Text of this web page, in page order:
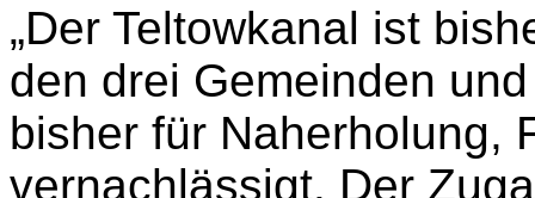
„Der Teltowkanal ist
den drei Gemeinden
bisher für Naherholung,
vernachlässigt. Der